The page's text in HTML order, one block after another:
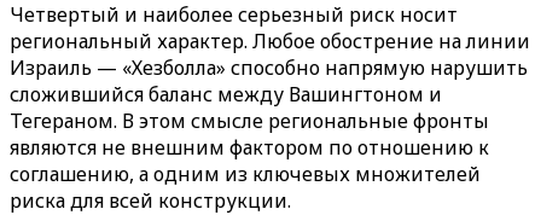
Четвертый и наиболее серьезный риск носит
региональный характер. Любое обострение на линии
Израиль — «Хезболла» способно напрямую нарушить
сложившийся баланс между Вашингтоном и
Тегераном. В этом смысле региональные фронты
являются не внешним фактором по отношению к
соглашению, а одним из ключевых множителей
риска для всей конструкции.